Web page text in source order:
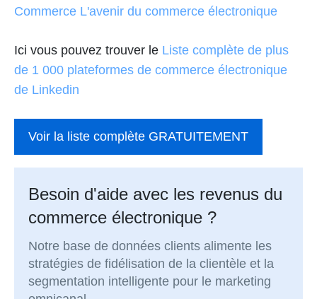
Commerce L'avenir du commerce électronique
Ici vous pouvez trouver le Liste complète de plus
de 1 000 plateformes de commerce électronique
de Linkedin
Voir la liste complète GRATUITEMENT
Besoin d'aide avec les revenus du
commerce électronique ?
Notre base de données clients alimente les
stratégies de fidélisation de la clientèle et la
segmentation intelligente pour le marketing